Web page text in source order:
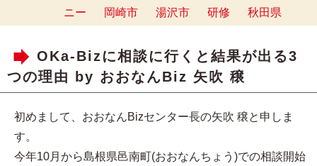
ニー
岡崎市 湯沢市 研修 秋田県
OKa-Bizに相談に行くと結果が出る3
つの理由 by おおなんBiz 矢吹 穣
初めまして、おおなんBizセンター長の矢吹 穣と申しま
す。
今年10月から島根県邑南町(おおなんちょう)での相談開始